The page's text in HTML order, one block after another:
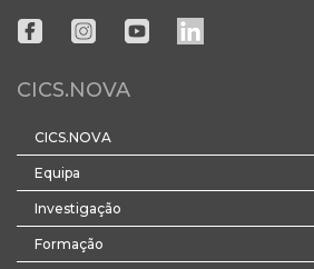
CICS.NOVA
CICS.NOVA
Equipa
Investigação
Formação